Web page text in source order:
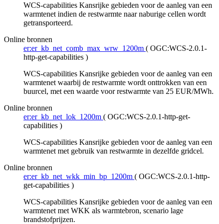
WCS-capabilities Kansrijke gebieden voor de aanleg van een
warmtenet indien de restwarmte naar naburige cellen wordt
getransporteerd.
Online bronnen
er:er_kb_net_comb_max_wrw_1200m ( OGC:WCS-2.0.1-
http-get-capabilities )
WCS-capabilities Kansrijke gebieden voor de aanleg van een
warmtenet waarbij de restwarmte wordt onttrokken van een
buurcel, met een waarde voor restwarmte van 25 EUR/MWh.
Online bronnen
er:er_kb_net_lok_1200m ( OGC:WCS-2.0.1-http-get-
capabilities )
WCS-capabilities Kansrijke gebieden voor de aanleg van een
warmtenet met gebruik van restwarmte in dezelfde gridcel.
Online bronnen
er:er_kb_net_wkk_min_bp_1200m ( OGC:WCS-2.0.1-http-
get-capabilities )
WCS-capabilities Kansrijke gebieden voor de aanleg van een
warmtenet met WKK als warmtebron, scenario lage
brandstofprijzen.